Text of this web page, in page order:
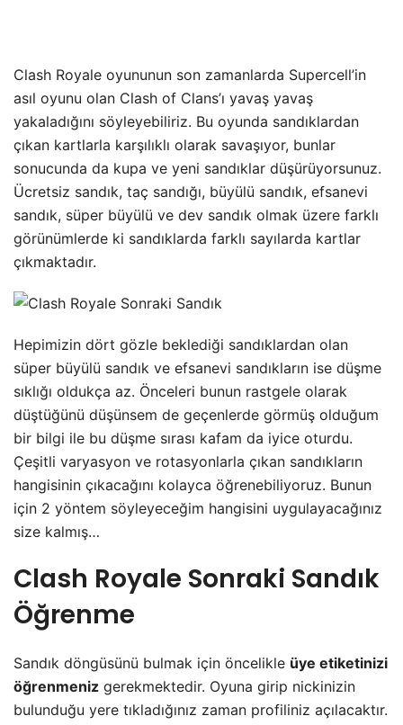
Clash Royale oyununun son zamanlarda Supercell’in
asıl oyunu olan Clash of Clans’ı yavaş yavaş
yakaladığını söyleyebiliriz. Bu oyunda sandıklardan
çıkan kartlarla karşılıklı olarak savaşıyor, bunlar
sonucunda da kupa ve yeni sandıklar düşürüyorsunuz.
Ücretsiz sandık, taç sandığı, büyülü sandık, efsanevi
sandık, süper büyülü ve dev sandık olmak üzere farklı
görünümlerde ki sandıklarda farklı sayılarda kartlar
çıkmaktadır.
Hepimizin dört gözle beklediği sandıklardan olan
süper büyülü sandık ve efsanevi sandıkların ise düşme
sıklığı oldukça az. Önceleri bunun rastgele olarak
düştüğünü düşünsem de geçenlerde görmüş olduğum
bir bilgi ile bu düşme sırası kafam da iyice oturdu.
Çeşitli varyasyon ve rotasyonlarla çıkan sandıkların
hangisinin çıkacağını kolayca öğrenebiliyoruz. Bunun
için 2 yöntem söyleyeceğim hangisini uygulayacağınız
size kalmış…
Clash Royale Sonraki Sandık
Öğrenme
Sandık döngüsünü bulmak için öncelikle üye etiketinizi
öğrenmeniz gerekmektedir. Oyuna girip nickinizin
bulunduğu yere tıkladığınız zaman profiliniz açılacaktır.